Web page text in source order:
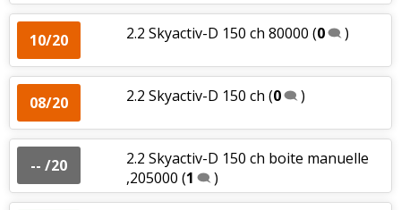
10/20 2.2 Skyactiv-D 150 ch 80000 (0 )
08/20 2.2 Skyactiv-D 150 ch (0 )
-- /20
2.2 Skyactiv-D 150 ch boite manuelle
,205000 (1 )